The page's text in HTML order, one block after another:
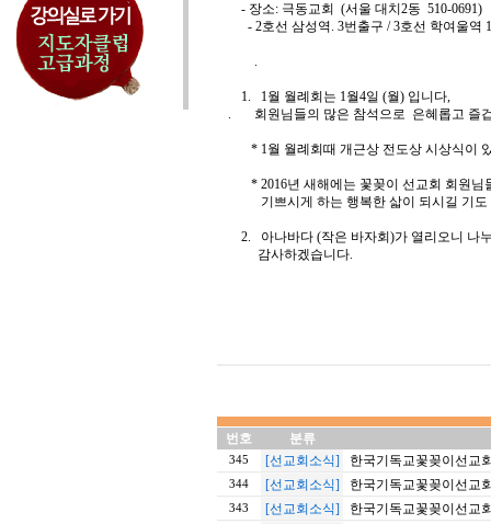
- 장소: 극동교회 (서울 대치2동 510-0691)
- 2호선 삼성역. 3번출구 / 3호선 학여울역
.
1. 1월 월례회는 1월4일 (월) 입니다,
. 회원님들의 많은 참석으로 은혜롭고 즐
* 1월 월례회때 개근상 전도상 시상식이
* 2016년 새해에는 꽃꽂이 선교회 회원님
기쁘시게 하는 행복한 삷이 되시길
2. 아나바다 (작은 바자회)가 열리오니 나
감사하겠습니다.
번호 분류
345 [선교회소식] 한국기독교꽃꽂이선교
344 [선교회소식] 한국기독교꽃꽂이선교
343 [선교회소식] 한국기독교꽃꽂이선교